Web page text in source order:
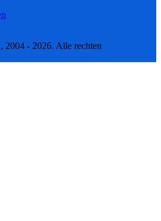
- 2026. Alle rechten